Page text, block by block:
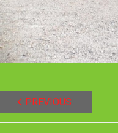
PREVIOUS